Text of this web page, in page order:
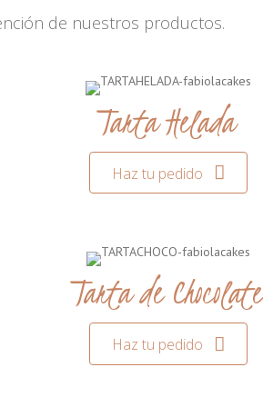
de nuestros productos.
Tarta Helada
Haz tu pedido
Tarta de Chocolate
Haz tu pedido